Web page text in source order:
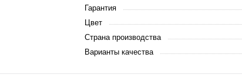
Гарантия
Цвет
Страна производства
Варианты качества